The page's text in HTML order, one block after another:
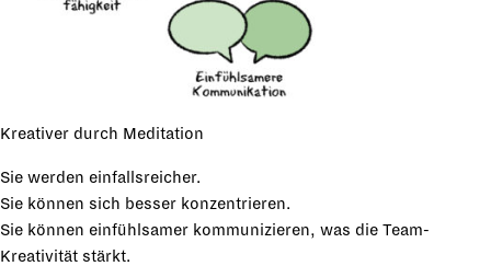
Kreativer durch Meditation
Sie werden einfallsreicher.
Sie können sich besser konzentrieren.
Sie können einfühlsamer kommunizieren, was die Team-
Kreativität stärkt.